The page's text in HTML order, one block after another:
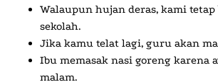
Walaupun hujan deras, kami
sekolah.
Jika kamu telat lagi, guru akan
Ibu memasak nasi goreng karena
malam.